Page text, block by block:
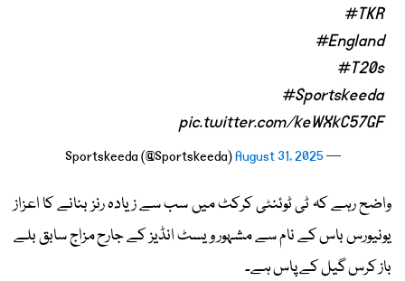
#TKR
#England
#T20s
#Sportskeeda
pic.twitter.com/keWXkC57GF
— Sportskeeda (@Sportskeeda)
August 31, 2025
واضح رہے کہ ٹی ٹوئنٹی کرکٹ میں سب سے زیادہ رنز بنانے کا اعزاز
یونیورس باس کے نام سے مشہور ویسٹ انڈیز کے جارح مزاج سابق بلے
باز کرس گیل کے پاس ہے۔